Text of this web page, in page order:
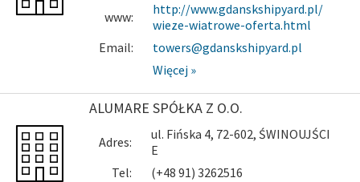
www:
http://www.gdanskshipyard.pl/
wieze-wiatrowe-oferta.html
Email:
towers@gdanskshipyard.pl
Więcej »
ALUMARE SPÓŁKA Z O.O.
Adres:
ul. Fińska 4, 72-602, ŚWINOUJŚCI
E
Tel:
(+48 91) 3262516